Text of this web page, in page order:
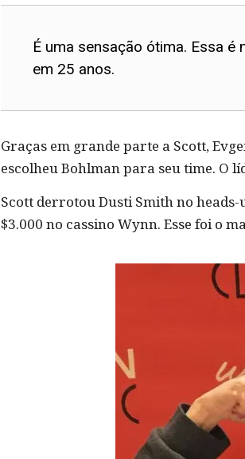
É uma sensação ótima. Essa
em 25 anos.
Graças em grande parte a Scott,
escolheu Bohlman para seu time. O
Scott derrotou Dusti Smith no heads-
$3.000 no cassino Wynn. Esse foi o